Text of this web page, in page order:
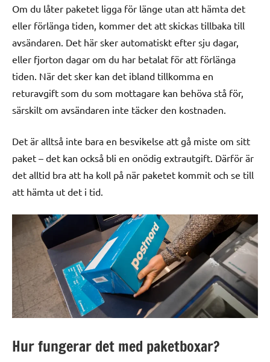
Om du låter paketet ligga för länge utan att hämta det
eller förlänga tiden, kommer det att skickas tillbaka till
avsändaren. Det här sker automatiskt efter sju dagar,
eller fjorton dagar om du har betalat för att förlänga
tiden. När det sker kan det ibland tillkomma en
returavgift som du som mottagare kan behöva stå för,
särskilt om avsändaren inte täcker den kostnaden.
Det är alltså inte bara en besvikelse att gå miste om sitt
paket – det kan också bli en onödig extrautgift. Därför är
det alltid bra att ha koll på när paketet kommit och se till
att hämta ut det i tid.
Hur fungerar det med paketboxar?